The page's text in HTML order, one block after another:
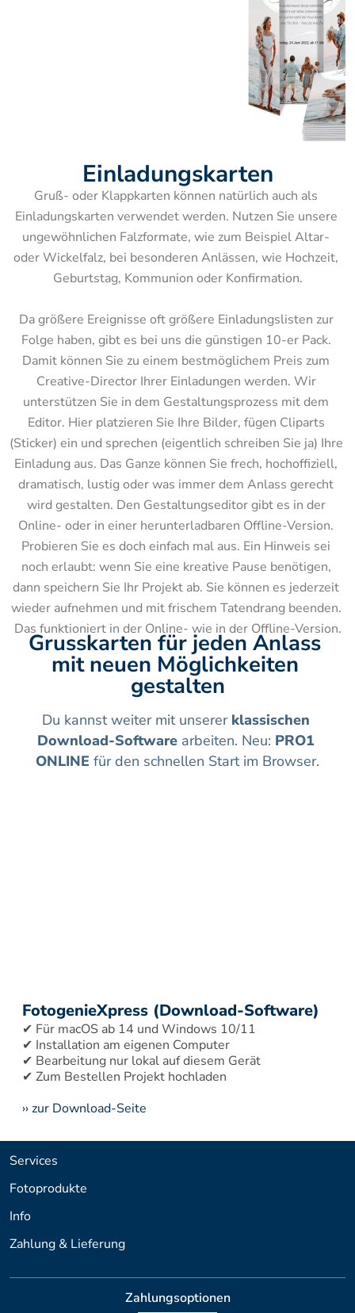
Einladungskarten
Gruß- oder Klappkarten können natürlich auch als
Einladungskarten verwendet werden. Nutzen Sie unsere
ungewöhnlichen Falzformate, wie zum Beispiel Altar-
oder Wickelfalz, bei besonderen Anlässen, wie Hochzeit,
Geburtstag, Kommunion oder Konfirmation.
Da größere Ereignisse oft größere Einladungslisten zur
Folge haben, gibt es bei uns die günstigen 10-er Pack.
Damit können Sie zu einem bestmöglichem Preis zum
Creative-Director Ihrer Einladungen werden. Wir
unterstützen Sie in dem Gestaltungsprozess mit dem
Editor. Hier platzieren Sie Ihre Bilder, fügen Cliparts
(Sticker) ein und sprechen (eigentlich schreiben Sie ja) Ihre
Einladung aus. Das Ganze können Sie frech, hochoffiziell,
dramatisch, lustig oder was immer dem Anlass gerecht
wird gestalten. Den Gestaltungseditor gibt es in der
Online- oder in einer herunterladbaren Offline-Version.
Probieren Sie es doch einfach mal aus. Ein Hinweis sei
noch erlaubt: wenn Sie eine kreative Pause benötigen,
dann speichern Sie Ihr Projekt ab. Sie können es jederzeit
wieder aufnehmen und mit frischem Tatendrang beenden.
Das funktioniert in der Online- wie in der Offline-Version.
Grusskarten für jeden Anlass
mit neuen Möglichkeiten
gestalten
Du kannst weiter mit unserer klassischen
Download-Software arbeiten. Neu: PRO1
ONLINE für den schnellen Start im Browser.
FotogenieXpress (Download-Software)
✔ Für macOS ab 14 und Windows 10/11
✔ Installation am eigenen Computer
✔ Bearbeitung nur lokal auf diesem Gerät
›› zur Download-Seite
Services
Fotoprodukte
Info
Zahlung & Lieferung
Zahlungsoptionen